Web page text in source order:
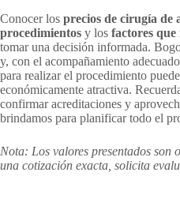
Conocer los precios de cirugía de
procedimientos y los factores que
tomar una decisión informada.
y, con el acompañamiento
para realizar el procedimiento
económicamente atractiva.
confirmar acreditaciones y
brindamos para planificar todo el
Nota: Los valores presentados
una cotización exacta, solicita